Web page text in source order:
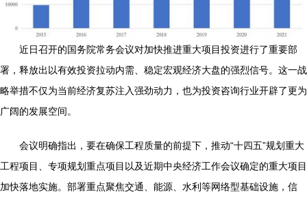
近日召开的国务院常务会议对加快推进重大项目投资进行了重要部
署，释放出以有效投资拉动内需、稳定宏观经济大盘的强烈信号。这一战
略举措不仅为当前经济复苏注入强劲动力，也为投资咨询行业开辟了更为
广阔的发展空间。
会议明确指出，要在确保工程质量的前提下，推动“十四五”规划重大
工程项目、专项规划重点项目以及近期中央经济工作会议确定的重大项目
加快落地实施。部署重点聚焦交通、能源、水利等网络型基础设施，信